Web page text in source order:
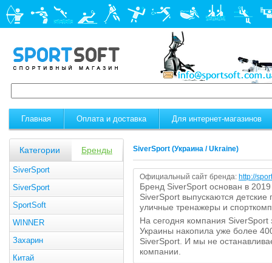
Главная Оплата и доставка Для интернет-магазинов
Категории Бренды
SiverSport
SiverSport
SportSoft
WINNER
Захарин
Китай
SiverSport (Украина / Ukraine)
Официальный сайт бренда: http://
Бренд SiverSport основан в
SiverSport выпускаются
уличные тренажеры и
На сегодня компания SiverSport
Украины накопила уже более
SiverSport. И мы не
компании.